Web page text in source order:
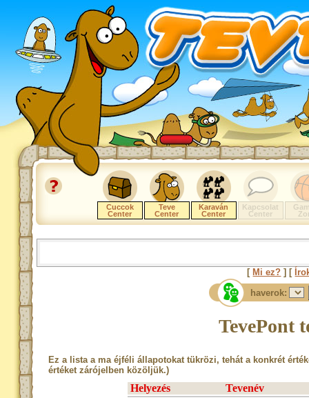
Cuccok
Center
Teve
Center
Karaván
Center
Kapcsolat
Center
[ Mi ez? ] [
haverok:
TevePont
Ez a lista a ma éjféli állapotokat tükrözi, tehát a konkrét
értéket zárójelben közöljük.)
Helyezés Tevenév